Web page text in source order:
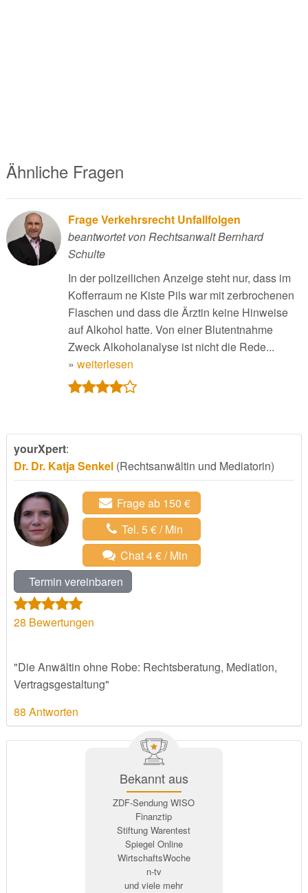
Ähnliche Fragen
Frage Verkehrsrecht Unfallfolgen
beantwortet von Rechtsanwalt Bernhard
Schulte
In der polizeilichen Anzeige steht nur, dass im
Kofferraum ne Kiste Pils war mit zerbrochenen
Flaschen und dass die Ärztin keine Hinweise
auf Alkohol hatte. Von einer Blutentnahme
Zweck Alkoholanalyse ist nicht die Rede...
» weiterlesen
yourXpert:
Dr. Dr. Katja Senkel(Rechtsanwältin und Mediatorin)
Frage ab 150 €
Tel. 5 € / Min
Chat 4 € / Min
Termin vereinbaren
28 Bewertungen
"Die Anwältin ohne Robe: Rechtsberatung, Mediation,
Vertragsgestaltung"
88 Antworten
Bekannt aus
ZDF-Sendung WISO
Finanztip
Stiftung Warentest
Spiegel Online
WirtschaftsWoche
n-tv
und viele mehr